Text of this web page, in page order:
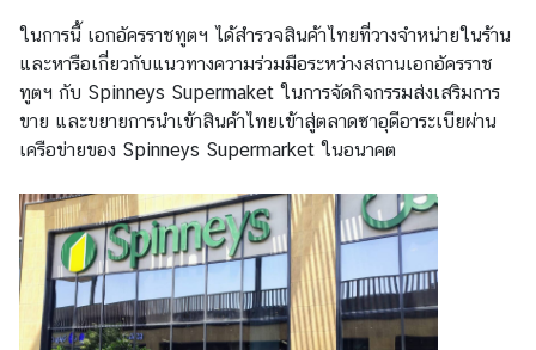
ธุ
ร
กิ
จ
บ
ริ
ก
า
ร
ในการนี้ เอกอัครราชทูตฯ ได้สำรวจสินค้าไทยที่วางจำหน่ายในร้าน
และหารือเกี่ยวกับแนวทางความร่วมมือระหว่างสถานเอกอัครราช
ทูตฯ กับ Spinneys Supermaket ในการจัดกิจกรรมส่งเสริมการ
ขาย และขยายการนำเข้าสินค้าไทยเข้าสู่ตลาดซาอุดีอาระเบียผ่าน
เครือข่ายของ Spinneys Supermarket ในอนาคต